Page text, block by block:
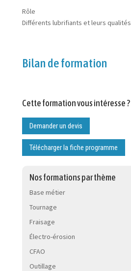
Rôle
Différents lubrifiants et leurs qualités
Bilan de formation
Cette formation vous intéresse ?
Demander un devis
Télécharger la fiche programme
Nos formations par thème
Base métier
Tournage
Fraisage
Électro-érosion
CFAO
Outillage